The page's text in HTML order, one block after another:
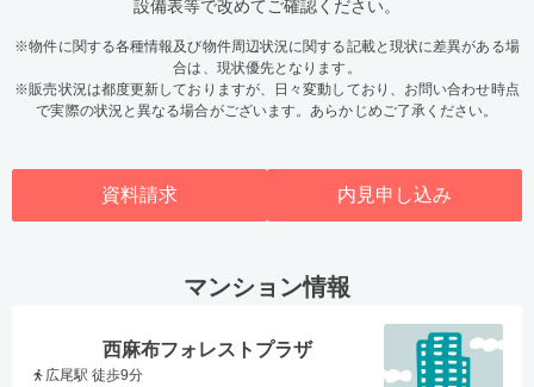
設備表等で改めてご確認ください。
※物件に関する各種情報及び物件周辺状況に関する記載と現状に差異がある場
合は、現状優先となります。
※販売状況は都度更新しておりますが、日々変動しており、お問い合わせ時点
で実際の状況と異なる場合がございます。あらかじめご了承ください。
資料請求 内見申し込み
マンション情報
西麻布フォレストプラザ
広尾駅 徒歩9分